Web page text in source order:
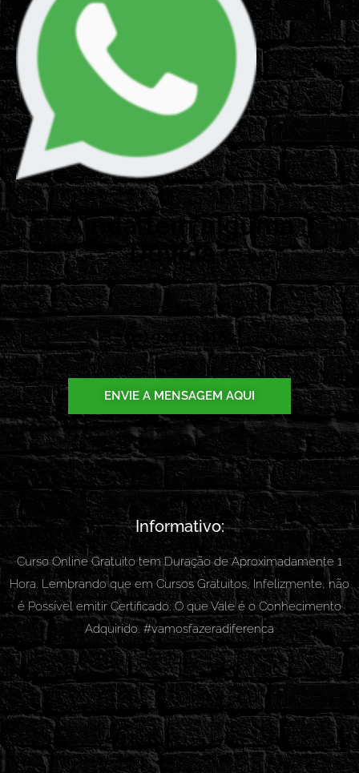
Ainda tem alguma
Dúvida?
Envie uma Mensagem!
(11) 94041-8162
ENVIE A MENSAGEM AQUI
Informativo:
Curso Online Gratuito tem Duração de Aproximadamente 1
Hora. Lembrando que em Cursos Gratuitos, Infelizmente, não
é Possível emitir Certificado. O que Vale é o Conhecimento
Adquirido. #vamosfazeradiferenca